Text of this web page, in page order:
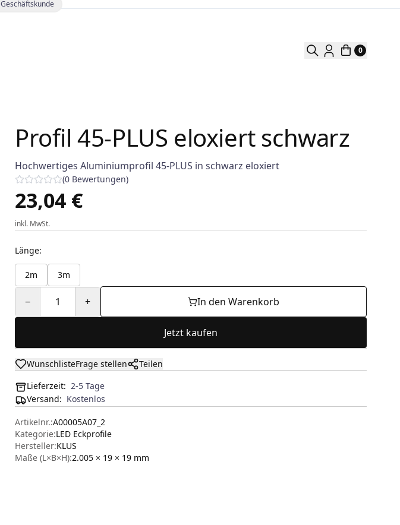
Geschäftskunde
0
Profil 45-PLUS eloxiert schwarz
Hochwertiges Aluminiumprofil 45-PLUS in schwarz eloxiert
(0 Bewertungen)
23,04 €
inkl. MwSt.
Länge:
2m 3m
− 1 + In den Warenkorb
Jetzt kaufen
WunschlisteFrage stellen
Teilen
Lieferzeit: 2-5 Tage
Versand: Kostenlos
Artikelnr.:A00005A07_2
Kategorie:LED Eckprofile
Hersteller:KLUS
Maße (L×B×H):2.005 × 19 × 19 mm